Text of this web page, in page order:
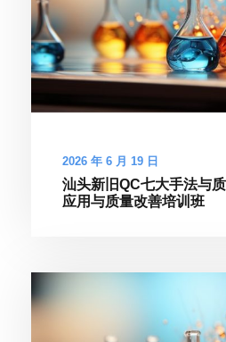
2026 年 6 月 19 日
汕头新旧QC七大手法与
应用与质量改善培训班